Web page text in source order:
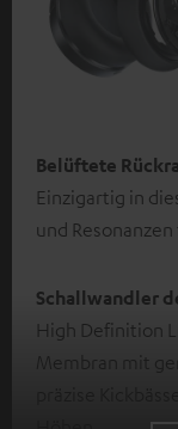
Belüftete
Einzigartig in
und
Schallwandler
High Definition
Membran mit